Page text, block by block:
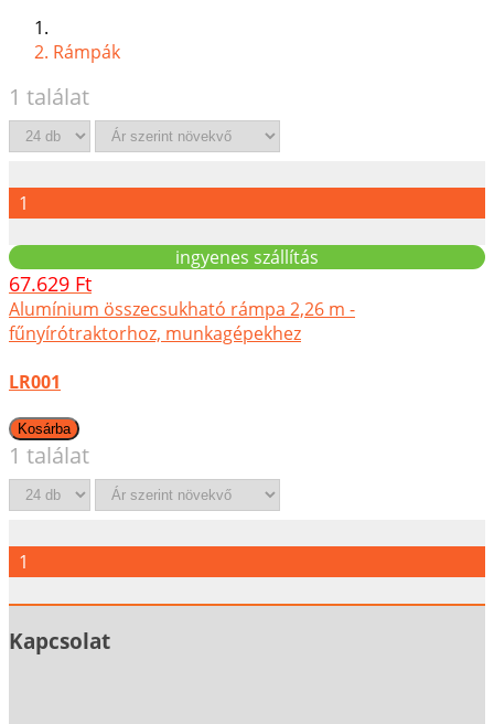
Rámpák
1 találat
1
ingyenes szállítás
67.629 Ft
Alumínium összecsukható rámpa 2,26 m -
fűnyírótraktorhoz, munkagépekhez
LR001
1 találat
1
Kapcsolat